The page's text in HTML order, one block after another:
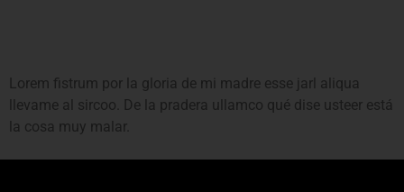
Lorem fistrum por la gloria de mi madre esse jarl aliqua
llevame al sircoo. De la pradera ullamco qué dise usteer está
la cosa muy malar.